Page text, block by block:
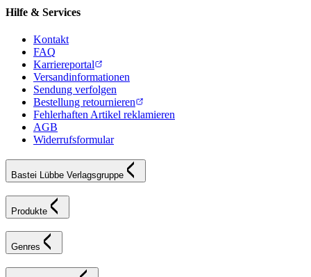
Hilfe & Services
Kontakt
FAQ
Karriereportal
Versandinformationen
Sendung verfolgen
Bestellung retournieren
Fehlerhaften Artikel reklamieren
AGB
Widerrufsformular
Bastei Lübbe Verlagsgruppe
Produkte
Genres